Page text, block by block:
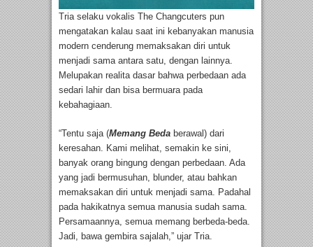
Tria selaku vokalis The Changcuters pun
mengatakan kalau saat ini kebanyakan manusia
modern cenderung memaksakan diri untuk
menjadi sama antara satu, dengan lainnya.
Melupakan realita dasar bahwa perbedaan ada
sedari lahir dan bisa bermuara pada
kebahagiaan.
“Tentu saja (Memang Beda berawal) dari
keresahan. Kami melihat, semakin ke sini,
banyak orang bingung dengan perbedaan. Ada
yang jadi bermusuhan, blunder, atau bahkan
memaksakan diri untuk menjadi sama. Padahal
pada hakikatnya semua manusia sudah sama.
Persamaannya, semua memang berbeda-beda.
Jadi, bawa gembira sajalah,” ujar Tria.